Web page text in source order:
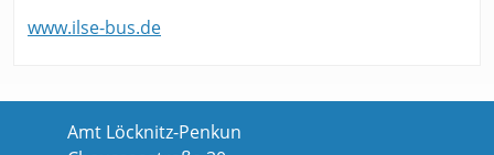
www.ilse-bus.de
Amt Löcknitz-Penkun